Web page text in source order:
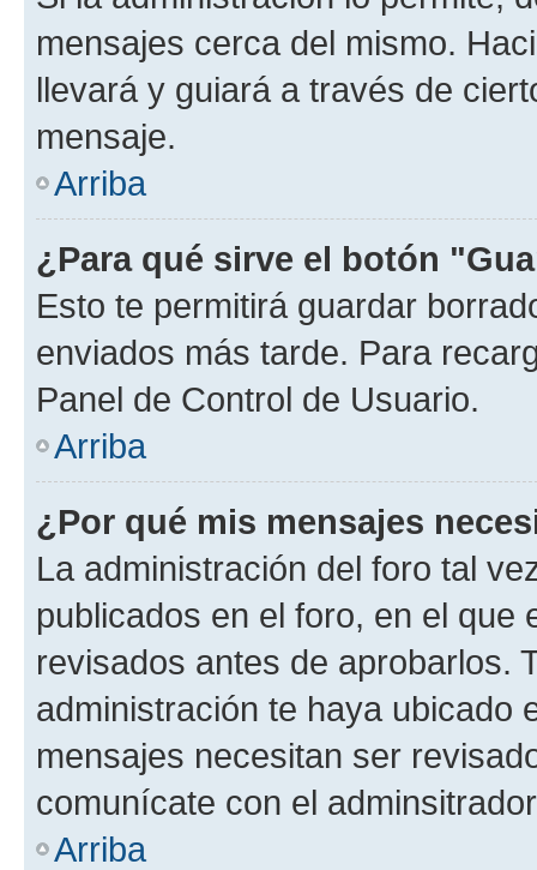
mensajes cerca del mismo.
llevará y guiará a través de
mensaje.
Arriba
¿Para qué sirve el botón
Esto te permitirá guardar
enviados más tarde. Para
Panel de Control de Usuario.
Arriba
¿Por qué mis mensajes
La administración del foro tal
publicados en el foro, en el
revisados antes de aprobarlos.
administración te haya ubicado
mensajes necesitan ser
comunícate con el
Arriba